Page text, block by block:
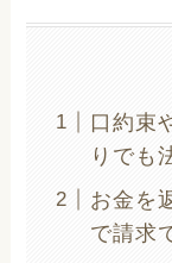
口約束
りでも
お金を
で請求